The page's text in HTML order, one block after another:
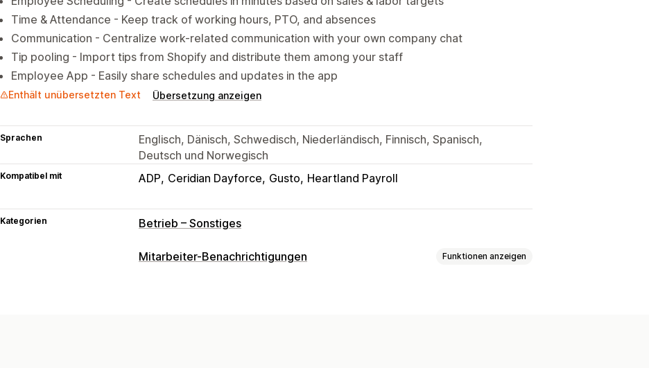
Time & Attendance - Keep track of working hours, PTO, and absences
Communication - Centralize work-related communication with your own company chat
Tip pooling - Import tips from Shopify and distribute them among your staff
Employee App - Easily share schedules and updates in the app
Enthält unübersetzten Text Übersetzung anzeigen
Sprachen
Englisch, Dänisch, Schwedisch, Niederländisch, Finnisch, Spanisch,
Deutsch und Norwegisch
Kompatibel mit ADP Ceridian Dayforce Gusto Heartland Payroll
Kategorien Betrieb – Sonstiges
Mitarbeiter-Benachrichtigungen Funktionen anzeigen